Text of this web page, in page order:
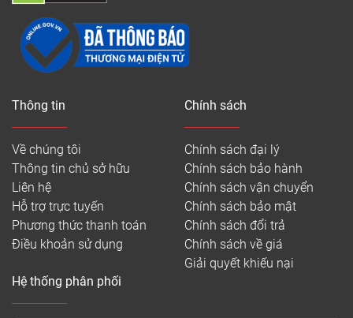
Thông tin
Về chúng tôi
Thông tin chủ sở hữu
Liên hệ
Hỗ trợ trực tuyến
Phương thức thanh toán
Điều khoản sử dụng
Chính sách
Chính sách đại lý
Chính sách bảo hành
Chính sách vận chuyển
Chính sách bảo mật
Chính sách đổi trả
Chính sách về giá
Giải quyết khiếu nại
Hệ thống phân phối